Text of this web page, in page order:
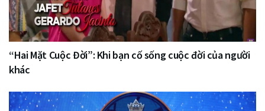
“Hai Mặt Cuộc Đời”: Khi bạn cố sống cuộc đời của người
khác